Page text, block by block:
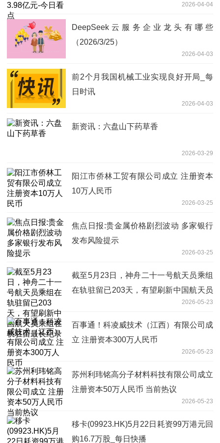
2026-04-04
DeepSeek云服务企业龙头有哪些
（2026/3/25）
2026-04-03
前2个月我国机械工业实现良好开局_每
日时讯
2026-04-03
新资讯：六盘山下药草香
2026-03-29
阳江市侨林工贸有限公司成立 注册资本
10万人民币
2026-03-25
焦点日报:贵金属价格剧烈波动 多家银行
发布风险提示
2026-03-25
截至5月23日，神舟二十一号航天员乘组
在轨驻留已203天，有望刷新中国航天员
2026-05-23
百事通！科凌威技术（江西）有限公司成
立 注册资本300万人民币
2026-05-23
苏州利玮铭高分子材料科技有限公司成立
注册资本50万人民币 当前热议
2026-05-23
移卡(09923.HK)5月22日耗资99万港元回
购16.7万股_每日快播